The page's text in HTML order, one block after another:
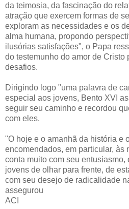
da teimosia, da fascinação do
atração que exercem formas de
exploram as necessidades e os
alma humana, propondo
ilusórias satisfações", o Papa
do testemunho do amor de Cristo
desafios.
Dirigindo logo "uma palavra de
especial aos jovens, Bento XVI
seguir seu caminho e recordou
com eles.
"O hoje e o amanhã da história e
encomendados, em particular, às
conta muito com seu
jovens de olhar para frente, de
com seu desejo de radicalidade
assegurou
ACI